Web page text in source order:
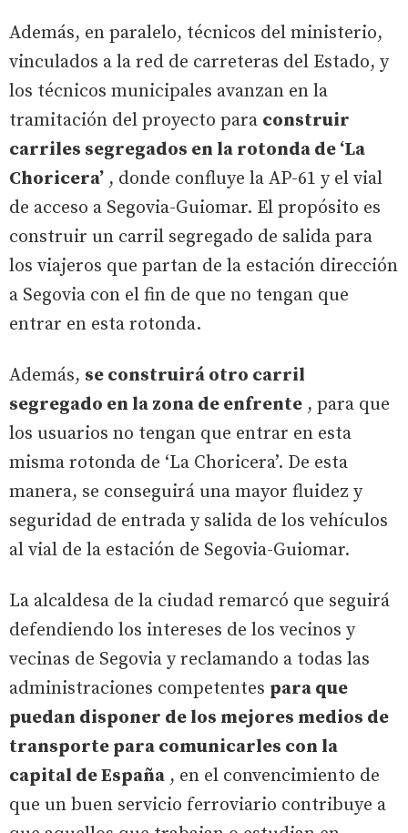
Además, en paralelo, técnicos del ministerio,
vinculados a la red de carreteras del Estado, y
los técnicos municipales avanzan en la
tramitación del proyecto para construir
carriles segregados en la rotonda de ‘La
Choricera’ , donde confluye la AP-61 y el vial
de acceso a Segovia-Guiomar. El propósito es
construir un carril segregado de salida para
los viajeros que partan de la estación dirección
a Segovia con el fin de que no tengan que
entrar en esta rotonda.
Además, se construirá otro carril
segregado en la zona de enfrente , para que
los usuarios no tengan que entrar en esta
misma rotonda de ‘La Choricera’. De esta
manera, se conseguirá una mayor fluidez y
seguridad de entrada y salida de los vehículos
al vial de la estación de Segovia-Guiomar.
La alcaldesa de la ciudad remarcó que seguirá
defendiendo los intereses de los vecinos y
vecinas de Segovia y reclamando a todas las
administraciones competentes para que
puedan disponer de los mejores medios de
transporte para comunicarles con la
capital de España , en el convencimiento de
que un buen servicio ferroviario contribuye a